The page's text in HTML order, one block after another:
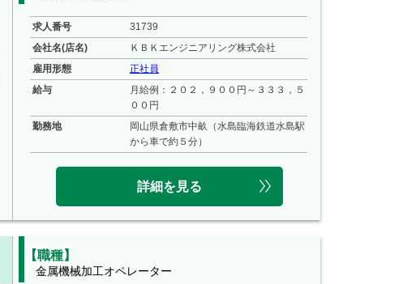
求人番号
31739
会社名(店名)
ＫＢＫエンジニアリング株式会社
雇用形態
正社員
給与
月給例：２０２，９００円～３３３，５
００円
勤務地
岡山県倉敷市中畝（水島臨海鉄道水島駅
から車で約５分）
詳細を見る
【職種】
金属機械加工オペレーター